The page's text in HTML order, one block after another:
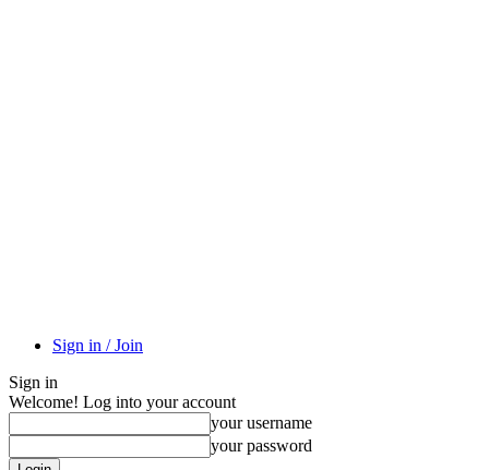
Sign in / Join
Sign in
Welcome! Log into your account
your username
your password